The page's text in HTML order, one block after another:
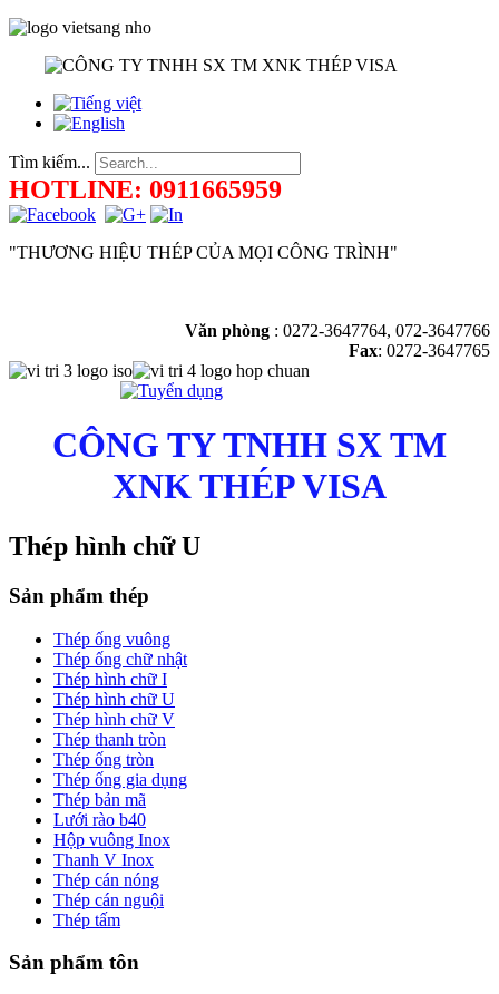
Tìm kiếm...
HOTLINE: 0911665959
"THƯƠNG HIỆU THÉP CỦA MỌI CÔNG TRÌNH"
Văn phòng : 0272-3647764, 072-3647766
Fax: 0272-3647765
CÔNG TY TNHH SX TM
XNK THÉP VISA
Thép hình chữ U
Sản phẩm thép
Thép ống vuông
Thép ống chữ nhật
Thép hình chữ I
Thép hình chữ U
Thép hình chữ V
Thép thanh tròn
Thép ống tròn
Thép ống gia dụng
Thép bản mã
Lưới rào b40
Hộp vuông Inox
Thanh V Inox
Thép cán nóng
Thép cán nguội
Thép tấm
Sản phẩm tôn